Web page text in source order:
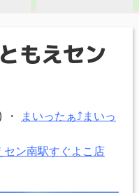
もえセン
・
まいったぁ⤴まいっ
ン南駅すぐよこ店